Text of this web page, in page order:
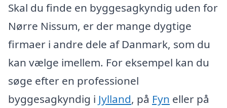
Skal du finde en byggesagkyndig uden for
Nørre Nissum, er der mange dygtige
firmaer i andre dele af Danmark, som du
kan vælge imellem. For eksempel kan du
søge efter en professionel
byggesagkyndig i Jylland, på Fyn eller på